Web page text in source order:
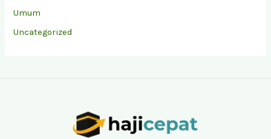
Umum
Uncategorized
Instagram
YouTube
TikTok